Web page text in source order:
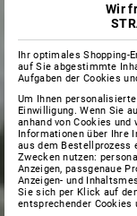
Wir
Ihr optimales Shopping-
auf Sie abgestimmte
Aufgaben der Cookies
Um Ihnen
Einwilligung. Wenn Sie
anhand von Cookies
Informationen über Ihre
aus dem Bestellprozess
Zwecken nutzen:
Anzeigen, passgenaue
Anzeigen- und
Sie sich per Klick auf
entsprechender Cookies